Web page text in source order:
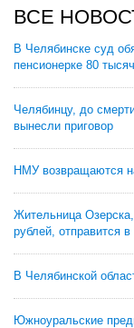
ВСЕ
В Челябинске суд
пенсионерке 80
Челябинцу, до
вынесли приговор
НМУ возвращаются
Жительница
рублей, отправится
В Челябинской
Южноуральские